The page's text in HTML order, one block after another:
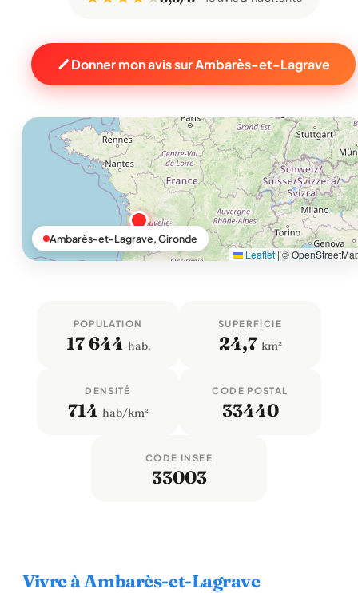
Donner mon avis sur Ambarès-et-Lagrave
Leaflet|©
Ambarès-et-Lagrave, Gironde
POPULATION
17 644 hab.
SUPERFICIE
24,7 km²
DENSITÉ
714 hab/km²
CODE POSTAL
33440
CODE INSEE
33003
Vivre à Ambarès-et-Lagrave